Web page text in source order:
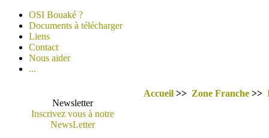
OSI Bouaké ?
Documents à télécharger
Liens
Contact
Nous aider
...
Newsletter
Inscrivez vous à notre
NewsLetter
Accueil >> Zone Franche >>